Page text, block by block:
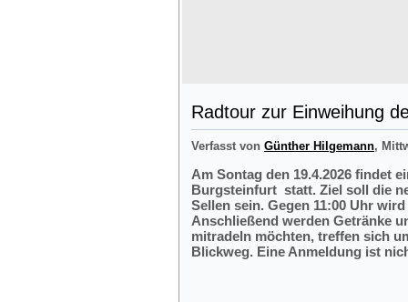
Radtour zur Einweihung
Verfasst von Günther Hilgemann,
Am Sontag den 19.4.2026 findet
Burgsteinfurt statt. Ziel soll die
Sellen sein. Gegen 11:00 Uhr
Anschließend werden Getränke
mitradeln möchten, treffen sich
Blickweg. Eine Anmeldung ist